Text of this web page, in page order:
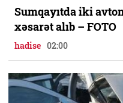
Sumqayıtda iki
xəsarət alıb – FOTO
hadise 02:00